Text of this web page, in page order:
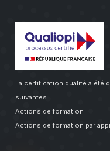
La certification qualité a été
suivantes
Actions de formation
Actions de formation par